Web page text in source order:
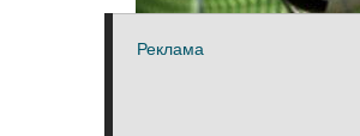
Реклама